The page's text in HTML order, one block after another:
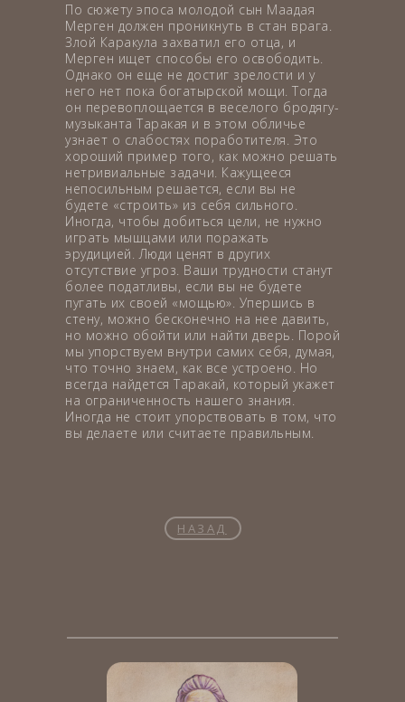
По сюжету эпоса молодой сын Маадая
Мерген должен проникнуть в стан врага.
Злой Каракула захватил его отца, и
Мерген ищет способы его освободить.
Однако он еще не достиг зрелости и у
него нет пока богатырской мощи. Тогда
он перевоплощается в веселого бродягу-
музыканта Таракая и в этом обличье
узнает о слабостях поработителя. Это
хороший пример того, как можно решать
нетривиальные задачи. Кажущееся
непосильным решается, если вы не
будете «строить» из себя сильного.
Иногда, чтобы добиться цели, не нужно
играть мышцами или поражать
эрудицией. Люди ценят в других
отсутствие угроз. Ваши трудности станут
более податливы, если вы не будете
пугать их своей «мощью». Упершись в
стену, можно бесконечно на нее давить,
но можно обойти или найти дверь. Порой
мы упорствуем внутри самих себя, думая,
что точно знаем, как все устроено. Но
всегда найдется Таракай, который укажет
на ограниченность нашего знания.
Иногда не стоит упорствовать в том, что
вы делаете или считаете правильным.
НАЗАД